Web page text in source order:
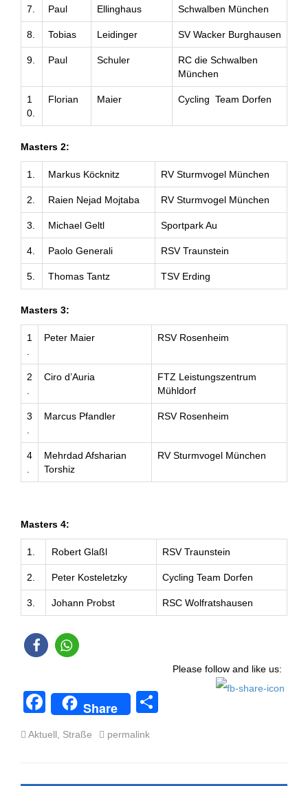
7. Paul Ellinghaus Schwalben München
8. Tobias Leidinger SV Wacker Burghausen
9. Paul Schuler
RC die Schwalben
München
1
0.
Florian Maier Cycling Team Dorfen
Masters 2:
1. Markus Köcknitz RV Sturmvogel München
2. Raien Nejad Mojtaba RV Sturmvogel München
3. Michael Geltl Sportpark Au
4. Paolo Generali RSV Traunstein
5. Thomas Tantz TSV Erding
Masters 3:
1
Peter Maier RSV Rosenheim
2
Ciro d’Auria
FTZ Leistungszentrum
Mühldorf
3
Marcus Pfandler RSV Rosenheim
4
Mehrdad Afsharian
Torshiz
RV Sturmvogel München
Masters 4:
1. Robert Glaßl RSV Traunstein
2. Peter Kosteletzky Cycling Team Dorfen
3. Johann Probst RSC Wolfratshausen
Please follow and like us:
F
a
c
Share
Aktuell, Straße permalink